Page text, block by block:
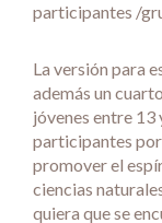
participantes /
La versión para
además un
jóvenes entre 13
participantes
promover el
ciencias
quiera que se